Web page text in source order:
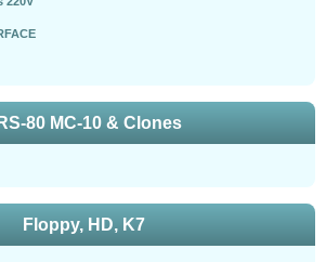
80 MC-10 & Clones
Floppy, HD, K7